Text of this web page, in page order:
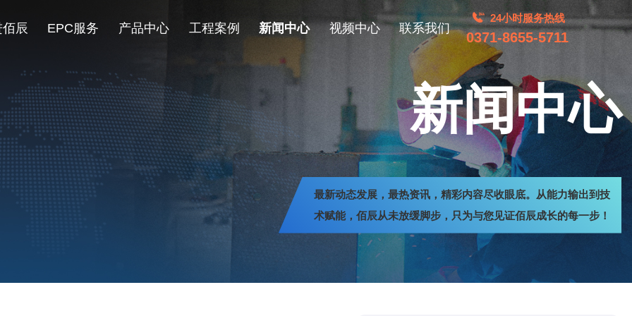
辰 EPC服务 产品中心 工程案例 新闻中心 视频中心 联系我们
24小时服务热线
0371-8655-5711
新闻中心
最新动态发展，最热资讯，精彩内容尽收眼底。从能力输出到技
术赋能，佰辰从未放缓脚步，只为与您见证佰辰成长的每一步！